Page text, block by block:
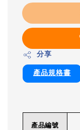
分享
產品規格書
產品編號